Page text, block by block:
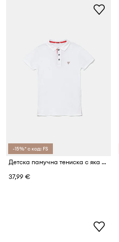
-15%* с код: FS
Детска памучна тениска с яка Guess
37,99 €